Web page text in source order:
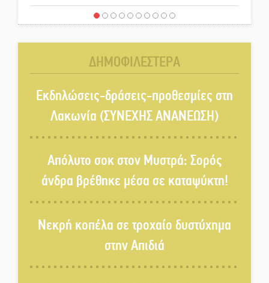
Ένα «ταξίδι» τέχνης και
την τέχνη της πέτρας
Στους ρυθμούς της Ελεωνόρας
Ζουγανέλη το Σαϊνοπούλειο
του Λαχίου
Παλαιοπαναγιά ξεσκέπασε η
ΔΗΜΟΦΙΛΕΣΤΕΡΑ
Εκδηλώσεις-δράσεις-προθεσμίες στη
Λακωνία (ΣΥΝΕΧΗΣ ΑΝΑΝΕΩΣΗ)
Απόλυτο σοκ στον Μυστρά: Σορός
άνδρα βρέθηκε μέσα σε καταψύκτη!
Νεκρή κοπέλα σε τροχαίο δυστύχημα
στην Απιδιά